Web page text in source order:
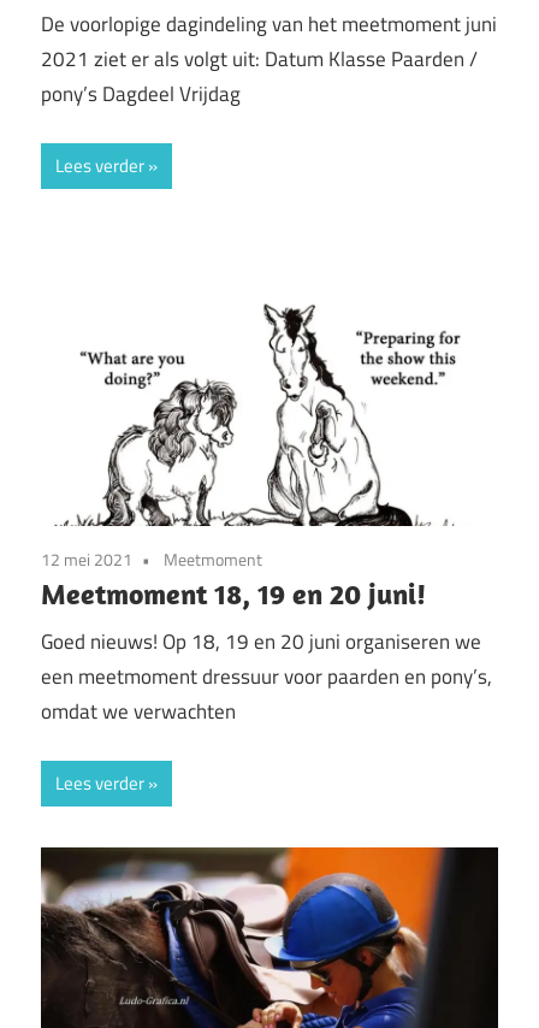
De voorlopige dagindeling van het meetmoment juni
2021 ziet er als volgt uit: Datum Klasse Paarden /
pony’s Dagdeel Vrijdag
Lees verder
12 mei 2021 Meetmoment
Meetmoment 18, 19 en 20 juni!
Goed nieuws! Op 18, 19 en 20 juni organiseren we
een meetmoment dressuur voor paarden en pony’s,
omdat we verwachten
Lees verder